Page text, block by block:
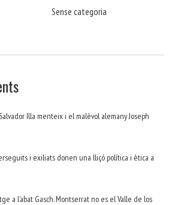
Sense categoria
Salvador Illa menteix i el malèvol alemany Joseph
i exiliats donen una lliçó política i ètica a
a l’abat Gasch. Montserrat no es el Valle de los